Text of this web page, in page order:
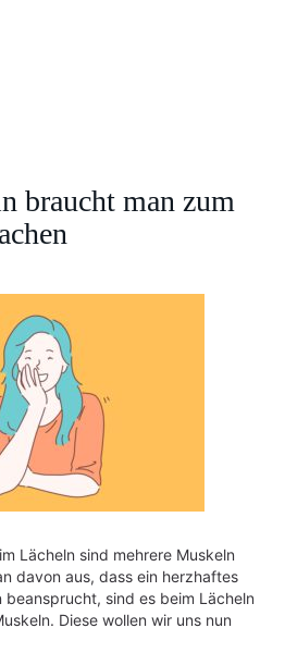
braucht man zum
Lächeln sind mehrere Muskeln
davon aus, dass ein herzhaftes
sind es beim Lächeln
Diese wollen wir uns nun